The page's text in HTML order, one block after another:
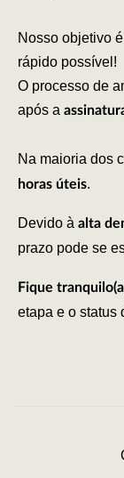
Nosso objetivo
rápido possível!
O processo de
após a
Na maioria dos
horas úteis.
Devido à alta
prazo pode se
Fique
etapa e o status